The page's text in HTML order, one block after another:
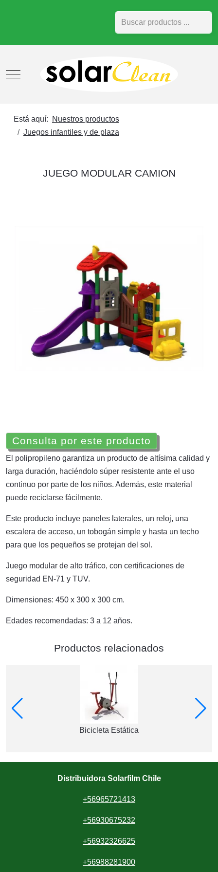
Buscar
Mobile Menu Toggle
Está aquí:
Nuestros productos
Juegos infantiles y de plaza
JUEGO MODULAR CAMION
Consulta por este producto
El polipropileno garantiza un producto de altísima calidad y
larga duración, haciéndolo súper resistente ante el uso
continuo por parte de los niños. Además, este material
puede reciclarse fácilmente.
Este producto incluye paneles laterales, un reloj, una
escalera de acceso, un tobogán simple y hasta un techo
para que los pequeños se protejan del sol.
Juego modular de alto tráfico, con certificaciones de
seguridad EN-71 y TUV.
Dimensiones: 450 x 300 x 300 cm.
Edades recomendadas: 3 a 12 años.
Productos relacionados
Bicicleta Estática
Distribuidora Solarfilm Chile
+56965721413
+56930675232
+56932326625
+56988281900